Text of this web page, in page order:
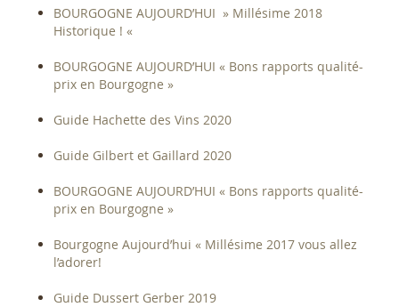
BOURGOGNE AUJOURD’HUI » Millésime 2018
Historique ! «
BOURGOGNE AUJOURD’HUI « Bons rapports qualité-
prix en Bourgogne »
Guide Hachette des Vins 2020
Guide Gilbert et Gaillard 2020
BOURGOGNE AUJOURD’HUI « Bons rapports qualité-
prix en Bourgogne »
Bourgogne Aujourd’hui « Millésime 2017 vous allez
l’adorer!
Guide Dussert Gerber 2019